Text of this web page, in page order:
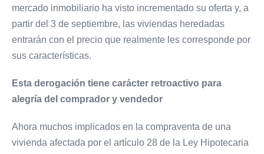
mercado inmobiliario ha visto incrementado su oferta y, a
partir del 3 de septiembre, las viviendas heredadas
entrarán con el precio que realmente les corresponde por
sus características.
Esta derogación tiene carácter retroactivo para
alegría del comprador y vendedor
Ahora muchos implicados en la compraventa de una
vivienda afectada por el artículo 28 de la Ley Hipotecaria